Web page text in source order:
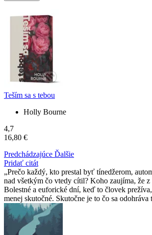
Teším sa s tebou
Holly Bourne
4,7
16,80 €
Predchádzajúce Ďalšie
Pridať citát
Prečo každý, kto prestal byť tínedžerom,
nad všetkým čo vtedy cítil? Koho zaujíma, že z
Bolestné a euforické dní, keď to človek
menej skutočné. Skutočne je to čo sa odohráva